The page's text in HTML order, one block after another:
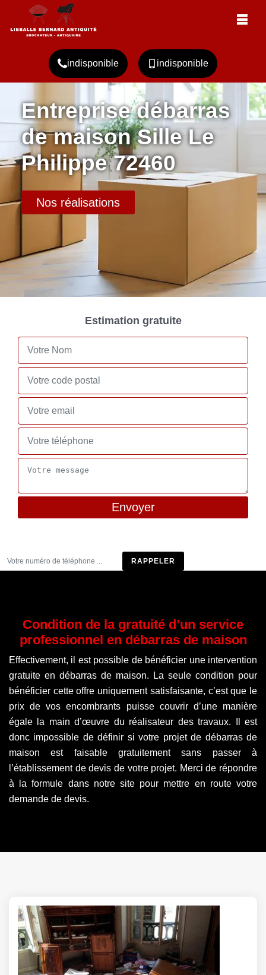
indisponible indisponible
Entreprise débarras
de maison Sille Le
Philippe 72460
Nos réalisations
Estimation gratuite
Condition de la gratuité d’un service
professionnel en débarras de maison
Effectivement, il est possible de bénéficier une intervention
gratuite en débarras de maison. La seule condition pour
bénéficier cette offre uniquement satisfaisante, c’est que le
prix de vos encombrants puisse couvrir d’une manière
égale la main d’œuvre du réalisateur des travaux. Il est
donc impossible de définir si votre projet de débarras de
maison est faisable gratuitement sans passer à
l’établissement de devis de votre projet. Merci de répondre
à la formule dans notre site pour mettre en route votre
demande de devis.